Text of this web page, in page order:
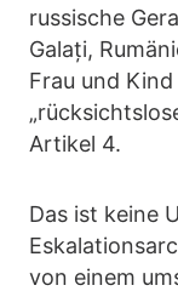
russische
Galați,
Frau und
Artikel 4.
Das ist keine
von einem